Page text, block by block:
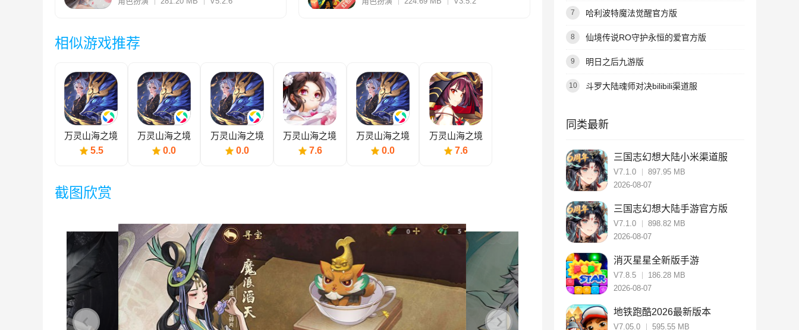
相似游戏推荐
万灵山海之境
5.5
万灵山海之境
（0.1）
0.0
万灵山海之境
折扣版
0.0
万灵山海之境
无限元宝
7.6
万灵山海之境
（0.1折全民
0.0
万灵山海之境
（送满超技金
7.6
截图欣赏
7 哈利波特魔法觉醒官方版
8 仙境传说RO守护永恒的爱官方版
9 明日之后九游版
10 斗罗大陆魂师对决bilibili渠道服
同类最新
三国志幻想大陆小米渠道服
V7.1.0
897.95 MB
2026-08-07
三国志幻想大陆手游官方版
V7.1.0
898.82 MB
2026-08-07
消灭星星全新版手游
V7.8.5
186.28 MB
2026-08-07
地铁跑酷2026最新版本
V7.05.0
595.55 MB